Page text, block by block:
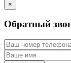
×
Обратный